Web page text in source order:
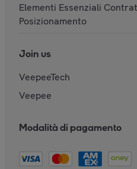
Elementi Essenziali
Posizionamento
Join us
VeepeeTech
Veepee
Modalità di pagamento